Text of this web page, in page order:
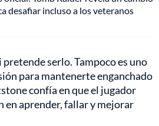
desafiar incluso a los veteranos
pretende serlo. Tampoco es uno
para mantenerte enganchado
confía en que el jugador
en aprender, fallar y mejorar